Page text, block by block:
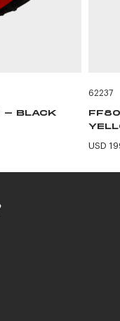
- BLACK
62237
USD